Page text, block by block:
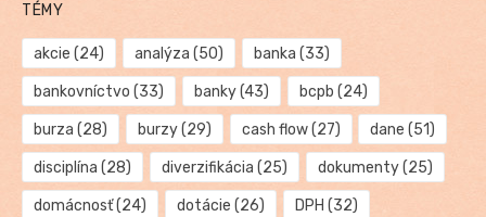
TÉMY
akcie (24) analýza (50) banka (33)
bankovníctvo (33) banky(43) bcpb (24)
burza (28) burzy(29) cash flow(27) dane (51)
disciplína (28) diverzifikácia (25) dokumenty(25)
domácnosť(24) dotácie (26) DPH (32)